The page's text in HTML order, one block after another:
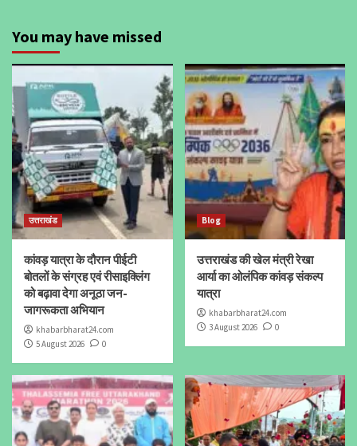
You may have missed
उत्तराखंड
कांवड़ यात्रा के दौरान पीईटी
बोतलों के संग्रह एवं रीसाइक्लिंग
को बढ़ावा देगा अनूठा जन-
जागरूकता अभियान
khabarbharat24.com
5 August 2026
0
Blog
उत्तराखंड की खेल मंत्री रेखा
आर्या का ओलंपिक कांवड़ संकल्प
यात्रा
khabarbharat24.com
3 August 2026
0